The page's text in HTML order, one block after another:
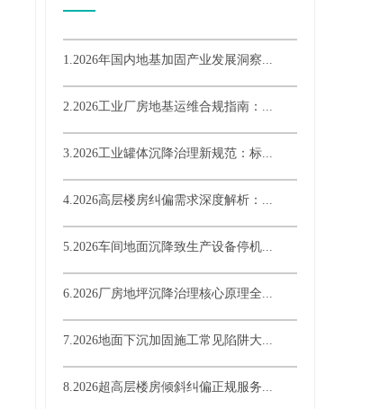
1.2026年国内地基加固产业发展洞察...
2.2026工业厂房地基运维合规指南：...
3.2026工业罐体沉降治理新规范：标...
4.2026高层楼房纠偏需求深度解析：...
5.2026车间地面沉降致生产设备停机...
6.2026厂房地坪沉降治理核心原理全...
7.2026地面下沉加固施工常见陷阱大...
8.2026超高层楼房倾斜纠偏正规服务...